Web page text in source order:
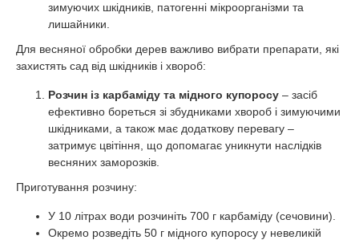
зимуючих шкідників, патогенні мікроорганізми та
лишайники.
Для весняної обробки дерев важливо вибрати препарати, які
захистять сад від шкідників і хвороб:
Розчин із карбаміду та мідного купоросу – засіб
ефективно бореться зі збудниками хвороб і зимуючими
шкідниками, а також має додаткову перевагу –
затримує цвітіння, що допомагає уникнути наслідків
весняних заморозків.
Приготування розчину:
У 10 літрах води розчиніть 700 г карбаміду (сечовини).
Окремо розведіть 50 г мідного купоросу у невеликій